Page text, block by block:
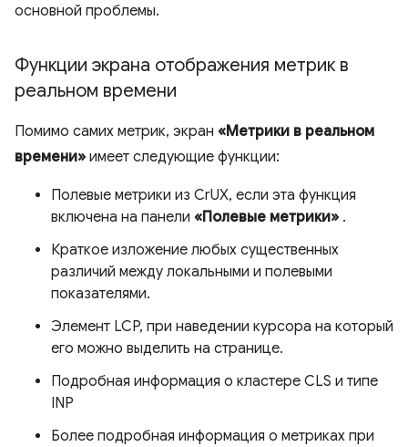
основной проблемы.
Функции экрана отображения метрик в
реальном времени
Помимо самих метрик, экран «Метрики в реальном
времени» имеет следующие функции:
Полевые метрики из CrUX, если эта функция
включена на панели «Полевые метрики» .
Краткое изложение любых существенных
различий между локальными и полевыми
показателями.
Элемент LCP, при наведении курсора на который
его можно выделить на странице.
Подробная информация о кластере CLS и типе
INP
Более подробная информация о метриках при